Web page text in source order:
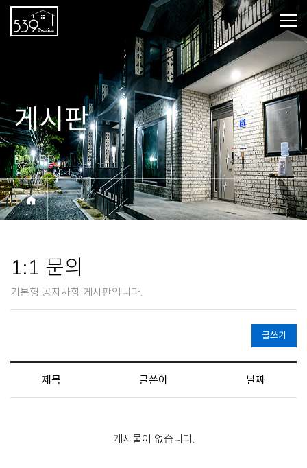
게시판
BOARD
1:1 문의
기본형 공지사항 게시판입니다.
글쓰기
제목 글쓴이 날짜
게시물이 없습니다.